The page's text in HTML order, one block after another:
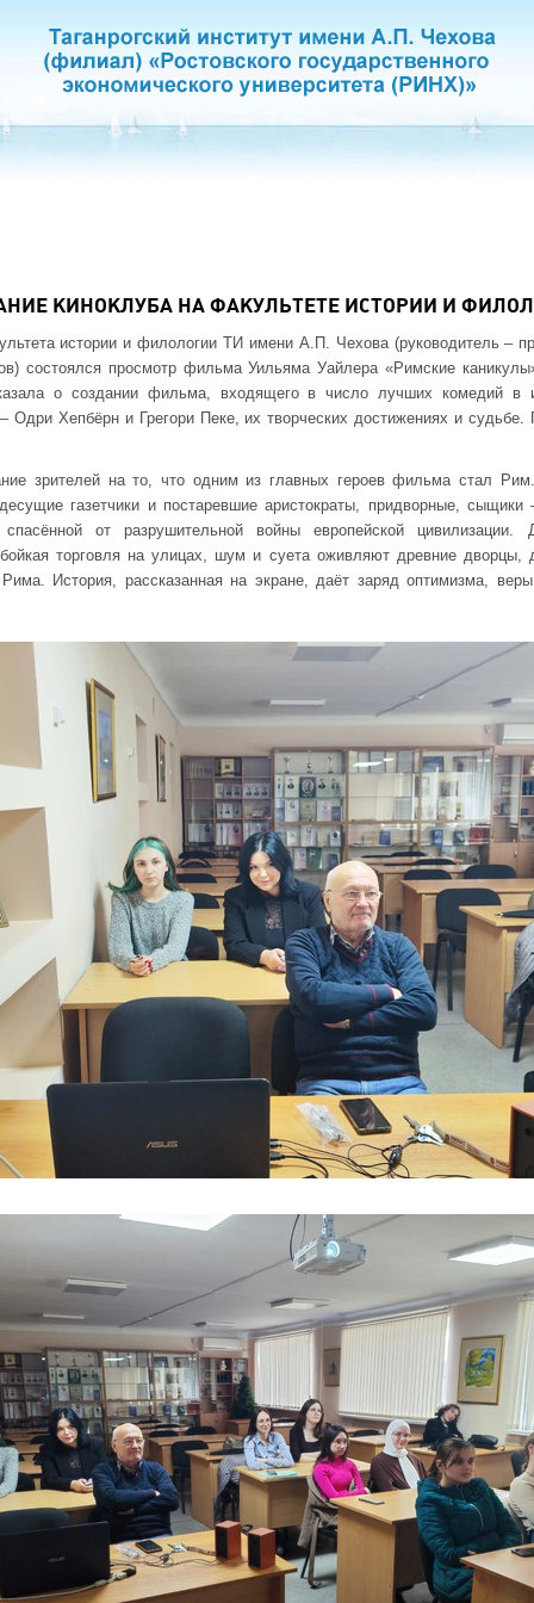
КИНОКЛУБА НА ФАКУЛЬТЕТЕ ИСТОРИИ И
истории и филологии ТИ имени А.П. Чехова (руководитель –
состоялся просмотр фильма Уильяма Уайлера «Римские
о создании фильма, входящего в число лучших комедий в
Одри Хепбёрн и Грегори Пеке, их творческих достижениях и судьбе.
зрителей на то, что одним из главных героев фильма стал
газетчики и постаревшие аристократы, придворные,
спасённой от разрушительной войны европейской
торговля на улицах, шум и суета оживляют древние
Рима. История, рассказанная на экране, даёт заряд оптимизма,